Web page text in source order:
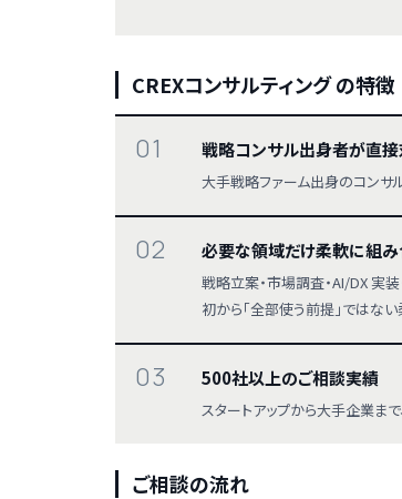
CREXコンサルティング の特徴
01 戦略コンサル出身者が直
大手戦略ファーム出身のコンサ
02 必要な領域だけ柔軟に組
戦略立案・市場調査・AI/DX 実
初から「全部使う前提」ではない
03 500社以上のご相談実績
スタートアップから大手企業ま
ご相談の流れ